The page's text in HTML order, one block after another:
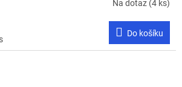
Na dotaz (4 ks)
Do košíku